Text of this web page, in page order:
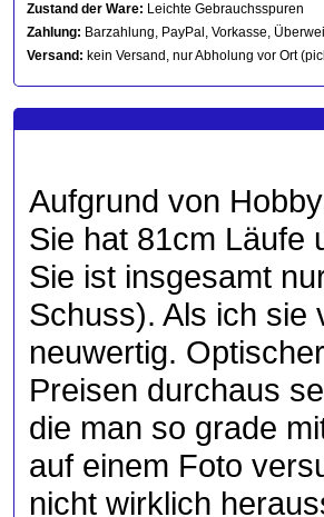
Zustand der Ware: Leichte Gebrauchsspuren
Zahlung: Barzahlung, PayPal, Vorkasse,
Versand: kein Versand, nur Abholung vor Ort
Aufgrund von
Sie hat 81cm Läufe
Sie ist insgesamt
Schuss). Als ich sie
neuwertig.
Preisen durchaus
die man so grade
auf einem Foto
nicht wirklich